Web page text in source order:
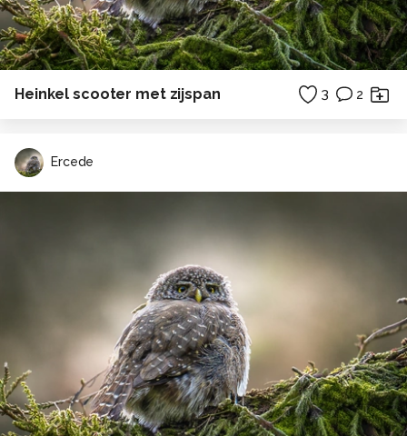
Heinkel scooter met zijspan 3 2
Ercede